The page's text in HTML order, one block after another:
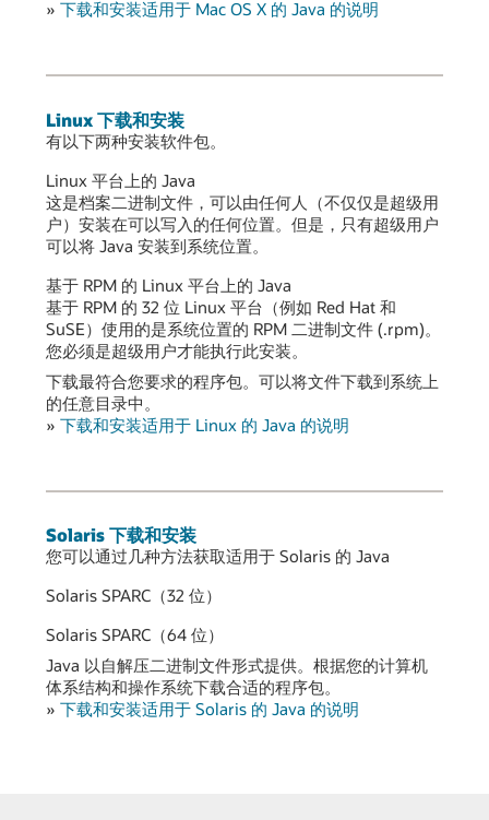
» 下载和安装适用于 Mac OS X 的 Java 的说明
Linux 下载和安装
有以下两种安装软件包。
Linux 平台上的 Java
这是档案二进制文件，可以由任何人（不仅仅是超级用
户）安装在可以写入的任何位置。但是，只有超级用户
可以将 Java 安装到系统位置。
基于 RPM 的 Linux 平台上的 Java
基于 RPM 的 32 位 Linux 平台（例如 Red Hat 和
SuSE）使用的是系统位置的 RPM 二进制文件 (.rpm)。
您必须是超级用户才能执行此安装。
下载最符合您要求的程序包。可以将文件下载到系统上
的任意目录中。
» 下载和安装适用于 Linux 的 Java 的说明
Solaris 下载和安装
您可以通过几种方法获取适用于 Solaris 的 Java
Solaris SPARC（32 位）
Solaris SPARC（64 位）
Java 以自解压二进制文件形式提供。根据您的计算机
体系结构和操作系统下载合适的程序包。
» 下载和安装适用于 Solaris 的 Java 的说明